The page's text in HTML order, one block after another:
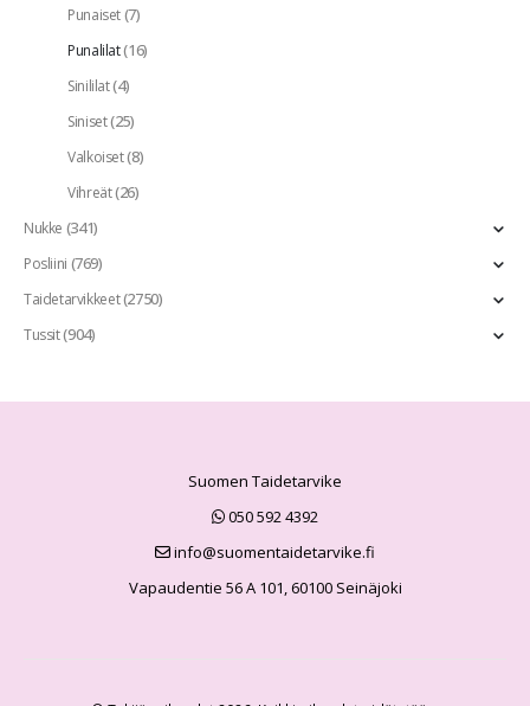
Punaiset(7)
Punalilat(16)
Sinililat(4)
Siniset(25)
Valkoiset(8)
Vihreät(26)
Nukke (341)
Posliini (769)
Taidetarvikkeet(2750)
Tussit(904)
Suomen Taidetarvike
050 592 4392
info@suomentaidetarvike.fi
Vapaudentie 56 A 101, 60100 Seinäjoki